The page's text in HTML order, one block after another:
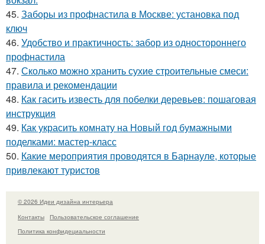
45. Заборы из профнастила в Москве: установка под
ключ
46. Удобство и практичность: забор из одностороннего
профнастила
47. Сколько можно хранить сухие строительные смеси:
правила и рекомендации
48. Как гасить известь для побелки деревьев: пошаговая
инструкция
49. Как украсить комнату на Новый год бумажными
поделками: мастер-класс
50. Какие мероприятия проводятся в Барнауле, которые
привлекают туристов
© 2026 Идеи дизайна интерьера
Контакты
Пользовательское соглашение
Политика конфидециальности